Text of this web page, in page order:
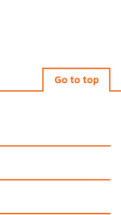
Go to top